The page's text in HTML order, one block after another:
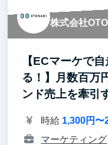
株式会社
【ECマーケで
る！】月数百万
ンド売上を牽引
時給 1,300円〜
マーケティング